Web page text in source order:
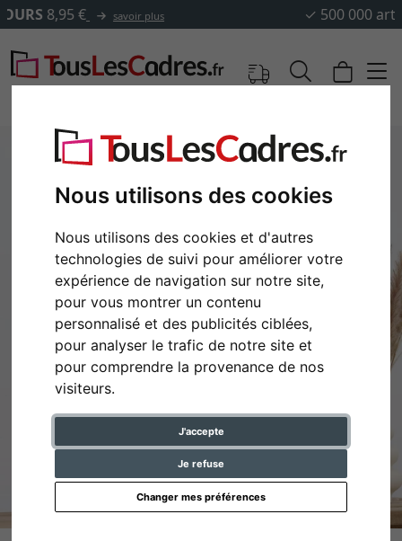
Nous utilisons des cookies
Nous utilisons des cookies et d'autres
technologies de suivi pour améliorer votre
expérience de navigation sur notre site,
pour vous montrer un contenu
personnalisé et des publicités ciblées,
pour analyser le trafic de notre site et
pour comprendre la provenance de nos
visiteurs.
J'accepte
Je refuse
Changer mes préférences
✓500 000 articles au choix
Retour